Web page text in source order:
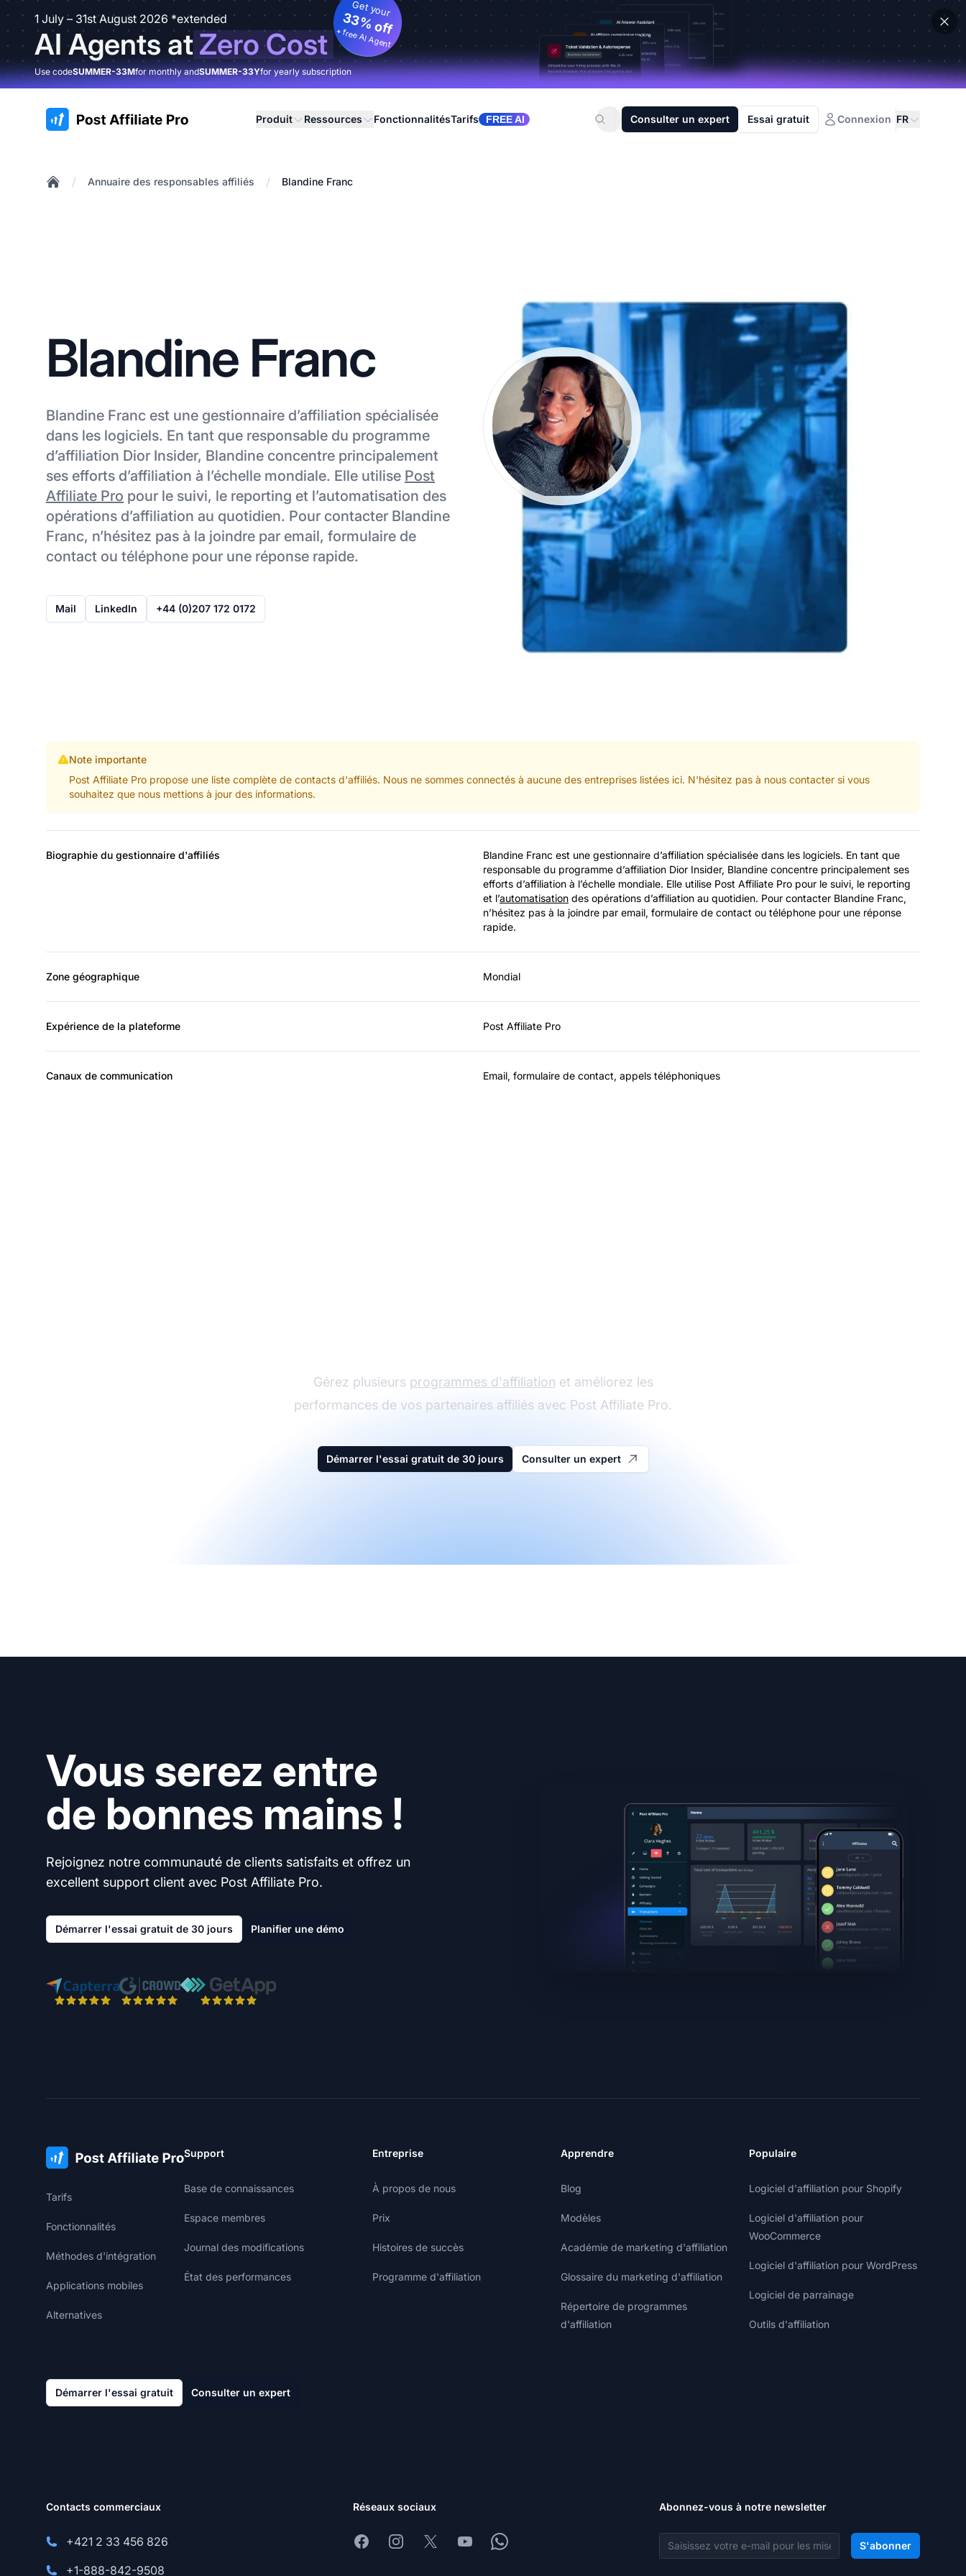
1 July – 31st August 2026 *extended
AI Agents atZero Cost
Get your
33% off
+ free AI Agent
Use codeSUMMER-33Mfor monthly andSUMMER-33Yfor yearly subscription
:site.title Produit Ressources FonctionnalitésTarifs FREE AI Consulter un expert Essai gratuit Connexion FR
/ Annuaire des responsables affiliés / Blandine Franc
Blandine Franc
Blandine Franc est une gestionnaire d’affiliation spécialisée
dans les logiciels. En tant que responsable du programme
d’affiliation Dior Insider, Blandine concentre principalement
ses efforts d’affiliation à l’échelle mondiale. Elle utilise Post
Affiliate Pro pour le suivi, le reporting et l’automatisation des
opérations d’affiliation au quotidien. Pour contacter Blandine
Franc, n’hésitez pas à la joindre par email, formulaire de
contact ou téléphone pour une réponse rapide.
Mail LinkedIn +44 (0)207 172 0172
Note importante
Post Affiliate Pro propose une liste complète de contacts d'affiliés. Nous ne sommes connectés à aucune des entreprises listées ici. N'hésitez pas à nous contacter si vous
souhaitez que nous mettions à jour des informations.
Biographie du gestionnaire d'affiliés
Blandine Franc est une gestionnaire d’affiliation spécialisée dans les logiciels. En tant que
responsable du programme d’affiliation Dior Insider, Blandine concentre principalement ses
efforts d’affiliation à l’échelle mondiale. Elle utilise Post Affiliate Pro pour le suivi, le reporting
et l’automatisation des opérations d’affiliation au quotidien. Pour contacter Blandine Franc,
n’hésitez pas à la joindre par email, formulaire de contact ou téléphone pour une réponse
rapide.
Zone géographique Mondial
Expérience de la plateforme Post Affiliate Pro
Canaux de communication Email, formulaire de contact, appels téléphoniques
Gérez plusieurs programmes d'affiliation et améliorez les
performances de vos partenaires affiliés avec Post Affiliate Pro.
Démarrer l'essai gratuit de 30 jours Consulter un expert
Vous serez entre
de bonnes mains !
Rejoignez notre communauté de clients satisfaits et offrez un
excellent support client avec Post Affiliate Pro.
Démarrer l'essai gratuit de 30 jours Planifier une démo
Tarifs
Fonctionnalités
Méthodes d'intégration
Applications mobiles
Alternatives
Support
Base de connaissances
Espace membres
Journal des modifications
État des performances
Entreprise
À propos de nous
Prix
Histoires de succès
Programme d'affiliation
Apprendre
Blog
Modèles
Académie de marketing d'affiliation
Glossaire du marketing d'affiliation
Répertoire de programmes
d'affiliation
Populaire
Logiciel d'affiliation pour Shopify
Logiciel d'affiliation pour
WooCommerce
Logiciel d'affiliation pour WordPress
Logiciel de parrainage
Outils d'affiliation
Démarrer l'essai gratuit Consulter un expert
Contacts commerciaux
+421 2 33 456 826
+1-888-842-9508
Réseaux sociaux
FacebookInstagram
X YoutubeWhatsapp
Abonnez-vous à notre newsletter
Adresse e-mail S'abonner